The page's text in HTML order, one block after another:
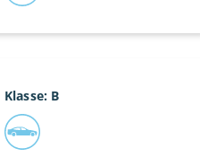
Klasse: B